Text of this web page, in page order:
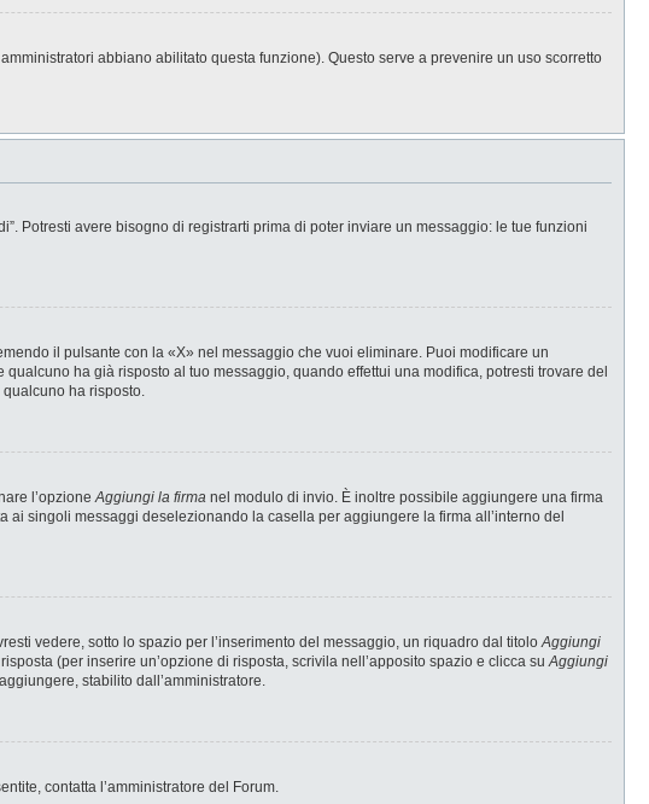
abbiano abilitato questa funzione). Questo serve a prevenire un uso scorretto
Potresti avere bisogno di registrarti prima di poter inviare un messaggio: le tue funzioni
il pulsante con la «X» nel messaggio che vuoi eliminare. Puoi modificare un
ha già risposto al tuo messaggio, quando effettui una modifica, potresti trovare del
ha risposto.
l’opzioneAggiungi la firma nel modulo di invio. È inoltre possibile aggiungere una firma
singoli messaggi deselezionando la casella per aggiungere la firma all’interno del
vedere, sotto lo spazio per l’inserimento del messaggio, un riquadro dal titoloAggiungi
(per inserire un’opzione di risposta, scrivila nell’apposito spazio e clicca suAggiungi
stabilito dall’amministratore.
contatta l’amministratore del Forum.